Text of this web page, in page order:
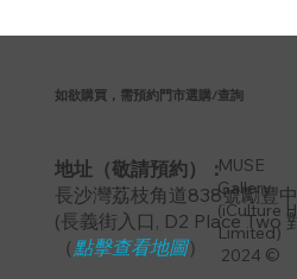
MUSE
Gallery
(iCulture
Limited)
2024 ©
如欲購買，需預約門市選購/查詢
地址（敬請預約）：
長沙灣荔枝角道838號勵豐
​(長義街入口, D2 Place Two
（ 點擊查看地圖）